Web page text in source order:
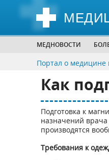
МЕДНОВОСТИ
Портал о медицине
Как
Подготовка к
назначений
производятся
Требования к